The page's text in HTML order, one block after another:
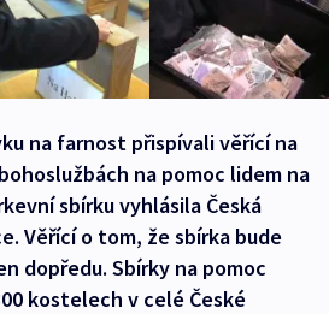
na farnost přispívali věřící na
na pomoc lidem na
sbírku vyhlásila Česká
Věřící o tom, že sbírka bude
dopředu. Sbírky na pomoc
kostelech v celé České